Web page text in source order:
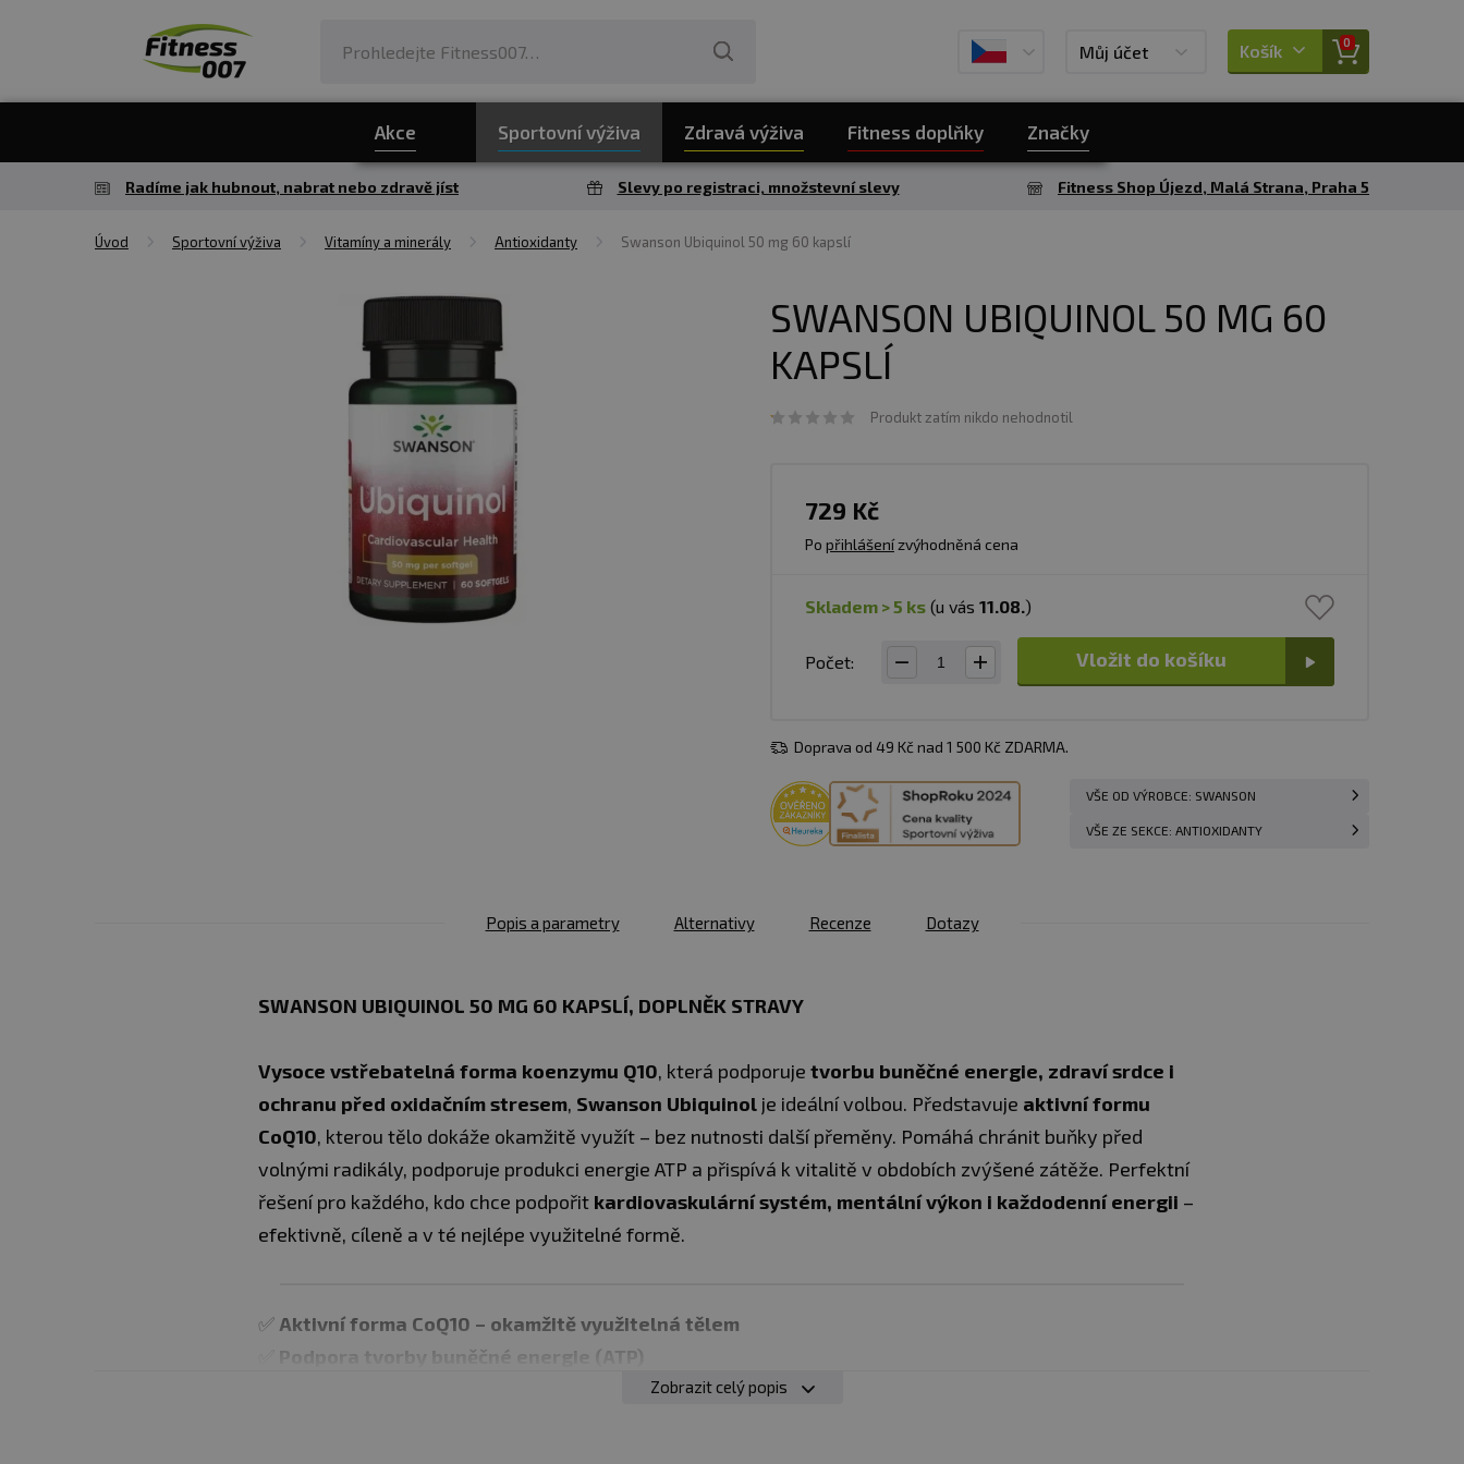
Můj účet Košík 0
Akce Sportovní výživa Zdravá výživa Fitness doplňky Značky
Radíme jak hubnout, nabrat nebo zdravě jíst Slevy po registraci, množstevní slevy Fitness Shop Újezd, Malá Strana, Praha 5
Úvod Sportovní výživa Vitamíny a minerály Antioxidanty Swanson Ubiquinol 50 mg 60 kapslí
SWANSON UBIQUINOL 50 MG 60
KAPSLÍ
Produkt zatím nikdo nehodnotil
729 Kč
Po přihlášenízvýhodněná cena
skladem > 5 ks (u vás 11.08.)
Počet: Vložit do košíku
Doprava od 49 Kč nad 1 500 Kč ZDARMA.
VŠE OD VÝROBCE: SWANSON
VŠE ZE SEKCE: ANTIOXIDANTY
Popis a parametry Alternativy Recenze Dotazy
SWANSON UBIQUINOL 50 MG 60 KAPSLÍ, DOPLNĚK STRAVY
Vysoce vstřebatelná forma koenzymu Q10, která podporuje tvorbu buněčné energie, zdraví srdce i
ochranu před oxidačním stresem, Swanson Ubiquinol je ideální volbou. Představuje aktivní formu
CoQ10, kterou tělo dokáže okamžitě využít – bez nutnosti další přeměny. Pomáhá chránit buňky před
volnými radikály, podporuje produkci energie ATP a přispívá k vitalitě v obdobích zvýšené zátěže. Perfektní
řešení pro každého, kdo chce podpořit kardiovaskulární systém, mentální výkon i každodenní energii –
efektivně, cíleně a v té nejlépe využitelné formě.
✅ Aktivní forma CoQ10 – okamžitě využitelná tělem
Podpora tvorby buněčné energie (ATP)
Silný antioxidant chránící buňky před volnými radikály
Zobrazit celý popis